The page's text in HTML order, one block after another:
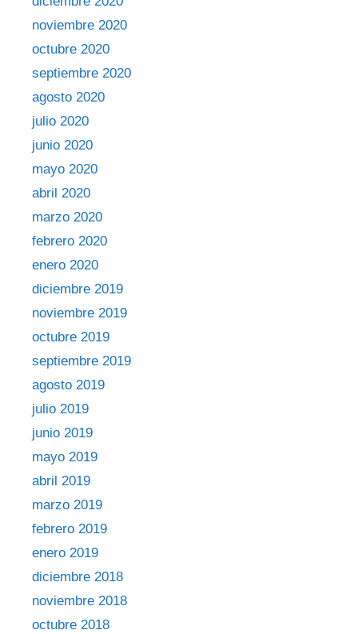
noviembre 2020
octubre 2020
septiembre 2020
agosto 2020
julio 2020
junio 2020
mayo 2020
abril 2020
marzo 2020
febrero 2020
enero 2020
diciembre 2019
noviembre 2019
octubre 2019
septiembre 2019
agosto 2019
julio 2019
junio 2019
mayo 2019
abril 2019
marzo 2019
febrero 2019
enero 2019
diciembre 2018
noviembre 2018
octubre 2018